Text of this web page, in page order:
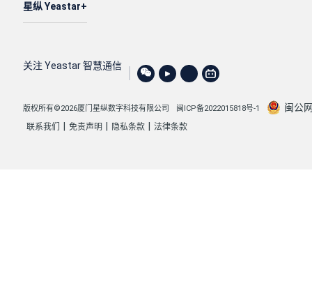
星纵 Yeastar
关注 Yeastar 智慧通信
版权所有©2026厦门星纵数字科技有限公司 闽ICP备2022015818号-1 闽公
联系我们 免责声明 隐私条款 法律条款